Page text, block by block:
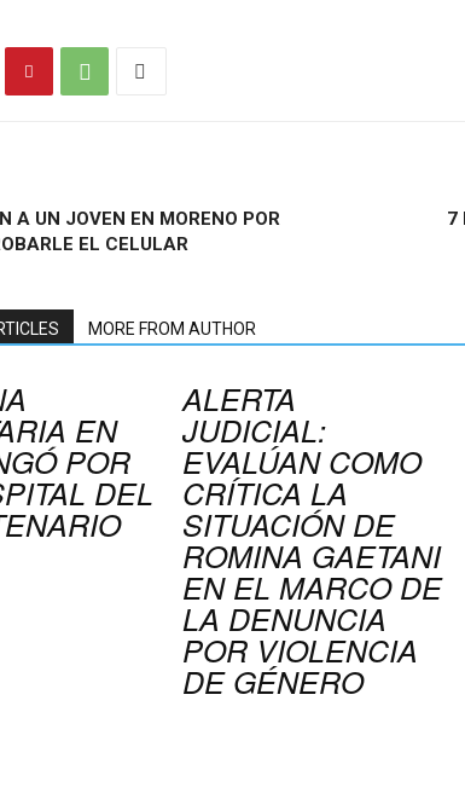
A UN JOVEN EN MORENO POR
EL CELULAR
7
MORE FROM AUTHOR
EN
POR
DEL
ALERTA
JUDICIAL:
EVALÚAN COMO
CRÍTICA LA
SITUACIÓN DE
ROMINA GAETANI
EN EL MARCO DE
LA DENUNCIA
POR VIOLENCIA
DE GÉNERO